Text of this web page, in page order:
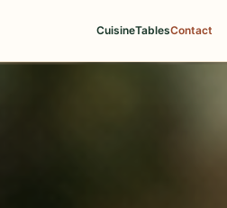
CuisineTablesContact